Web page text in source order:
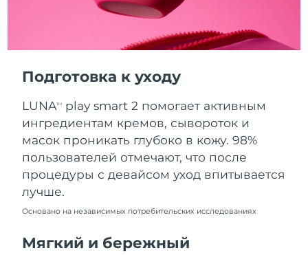
Подготовка к уходу
LUNATM
play smart 2 помогает активным
ингредиентам кремов, сывороток и
масок проникать глубоко в кожу. 98%
пользователей отмечают, что после
процедуры с девайсом уход впитывается
лучше.
Основано на независимых потребительских исследованиях
Мягкий и бережный
Ожидаемая дата доставки
8/8/26
Пуэрто-Рико
Ожидаемая дата доставки
Катар
Ожидаемая дата доставки
Реюньон
Ожидаемая дата доставки
Румыния
8/8/26
Россия
Ожидаемая дата доставки